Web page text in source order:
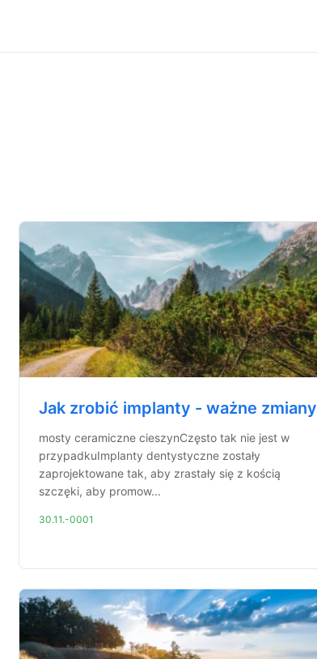
Jak zrobić implanty - ważne zmiany
mosty ceramiczne cieszynCzęsto tak nie jest w
przypadkuImplanty dentystyczne zostały
zaprojektowane tak, aby zrastały się z kością
szczęki, aby promow...
30.11.-0001